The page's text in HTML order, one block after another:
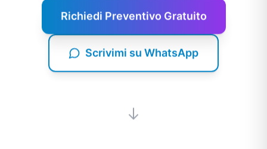
Richiedi Preventivo Gratuito
Scrivimi su WhatsApp